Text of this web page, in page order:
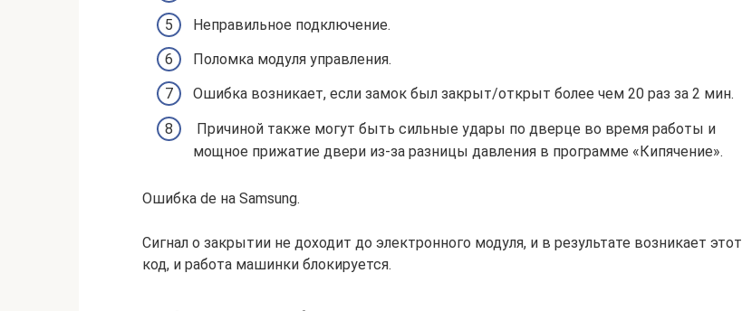
Неправильное подключение.
Поломка модуля управления.
Ошибка возникает, если замок был закрыт/открыт более чем 20 раз за 2 мин.
Причиной также могут быть сильные удары по дверце во время работы и
мощное прижатие двери из-за разницы давления в программе «Кипячение».
Ошибка de на Samsung.
Сигнал о закрытии не доходит до электронного модуля, и в результате возникает этот
код, и работа машинки блокируется.